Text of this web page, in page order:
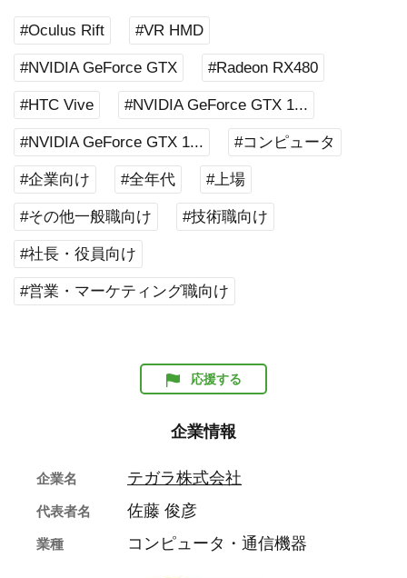
#Oculus Rift #VR HMD
#NVIDIA GeForce GTX #Radeon RX480
#HTC Vive #NVIDIA GeForce GTX 1...
#NVIDIA GeForce GTX 1... #コンピュータ
#企業向け #全年代 #上場
#その他一般職向け #技術職向け
#社長・役員向け
#営業・マーケティング職向け
応援する
企業情報
企業名 テガラ株式会社
代表者名 佐藤 俊彦
業種 コンピュータ・通信機器